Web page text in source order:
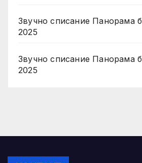
Звучно списание Панорама
2025
Звучно списание Панорама
2025